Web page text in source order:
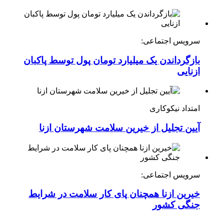
سرویس اجتماعی:
بازگرداندن یک میلیارد تومان پول توسط پاکبان
ازنایی
امتداد نیکوکاری
آیین تجلیل از خیرین سلامت شهرستان ازنا
سرویس اجتماعی:
خیرین ازنا همچنان پای کار سلامت در شرایط
جنگی کشور